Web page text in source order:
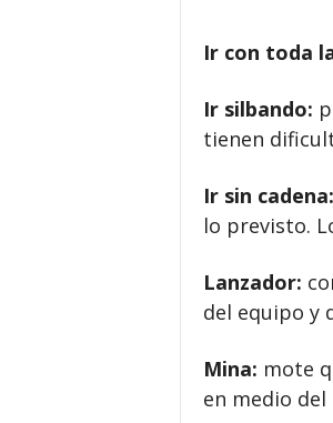
Ir con toda
Ir silbando:
tienen
Ir sin cadena:
lo previsto.
Lanzador:
del equipo y
Mina: mote
en medio